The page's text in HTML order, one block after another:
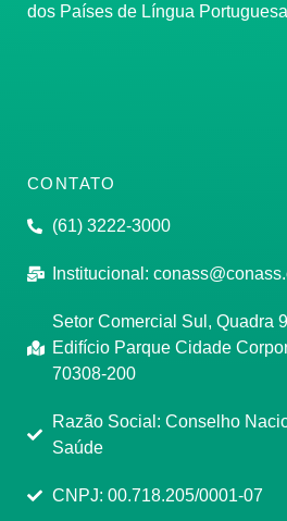
dos Países de Língua
CONTATO
(61) 3222-3000
Institucional:
Setor Comercial Sul, Quadra
Edifício Parque Cidade
70308-200
Razão Social: Conselho
Saúde
CNPJ: 00.718.205/0001-07